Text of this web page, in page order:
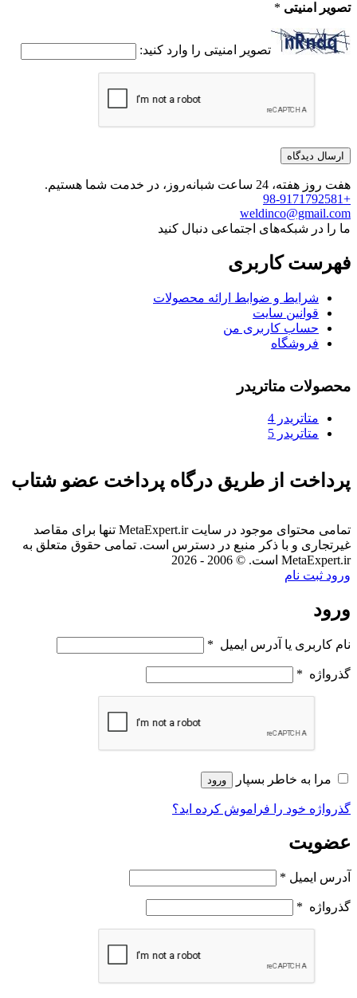
تصویر امنیتی *
تصویر امنیتی را وارد کنید:
هفت روز هفته، 24 ساعت شبانه‌روز، در خدمت شما هستیم.
+98-9171792581
weldinco@gmail.com
ما را در شبکه‌های اجتماعی دنبال کنید
فهرست کاربری
شرایط و ضوابط ارائه محصولات
قوانین سایت
حساب کاربری من
فروشگاه
محصولات متاتریدر
متاتريدر 4
متاتريدر 5
پرداخت از طریق درگاه پرداخت عضو شتاب
تمامی محتوای موجود در سایت MetaExpert.ir تنها برای مقاصد
غیرتجاری و با ذکر منبع در دسترس است. تمامی حقوق متعلق به
MetaExpert.ir است. © 2006 - 2026
ورود ثبت نام
ورود
نام کاربری یا آدرس ایمیل *
گذرواژه *
مرا به خاطر بسپار ورود
گذرواژه خود را فراموش کرده اید؟
عضویت
آدرس ایمیل *
گذرواژه *